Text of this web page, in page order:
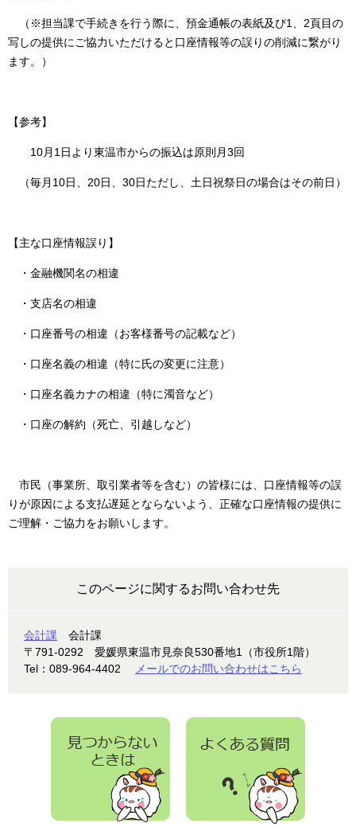
（※担当課で手続きを行う際に、預金通帳の表紙及び1、2頁目の
写しの提供にご協力いただけると口座情報等の誤りの削減に繋がり
ます。）
【参考】
10月1日より東温市からの振込は原則月3回
（毎月10日、20日、30日ただし、土日祝祭日の場合はその前日）
【主な口座情報誤り】
・金融機関名の相違
・支店名の相違
・口座番号の相違（お客様番号の記載など）
・口座名義の相違（特に氏の変更に注意）
・口座名義カナの相違（特に濁音など）
・口座の解約（死亡、引越しなど）
市民（事業所、取引業者等を含む）の皆様には、口座情報等の誤
りが原因による支払遅延とならないよう、正確な口座情報の提供に
ご理解・ご協力をお願いします。
このページに関するお問い合わせ先
会計課
会計課
〒791-0292
愛媛県東温市見奈良530番地1（市役所1階）
Tel：089-964-4402
メールでのお問い合わせはこちら